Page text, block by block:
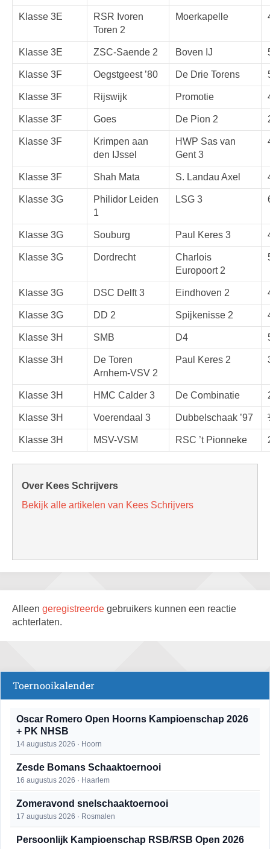
Klasse 3E
RSR Ivoren
Toren 2
Moerkapelle
Klasse 3E ZSC-Saende 2 Boven IJ
Klasse 3F Oegstgeest ’80 De Drie Torens
Klasse 3F Rijswijk Promotie
Klasse 3F Goes De Pion 2
Klasse 3F
Krimpen aan
den IJssel
HWP Sas van
Gent 3
Klasse 3F Shah Mata S. Landau Axel
Klasse 3G
Philidor Leiden
1
LSG 3
Klasse 3G Souburg Paul Keres 3
Klasse 3G Dordrecht
Charlois
Europoort 2
Klasse 3G DSC Delft 3 Eindhoven 2
Klasse 3G DD 2 Spijkenisse 2
Klasse 3H SMB D4
Klasse 3H
De Toren
Arnhem-VSV 2
Paul Keres 2
Klasse 3H HMC Calder 3 De Combinatie
Klasse 3H Voerendaal 3 Dubbelschaak ’97
Klasse 3H MSV-VSM RSC ’t Pionneke
Over Kees Schrijvers
Bekijk alle artikelen van Kees Schrijvers
Alleen geregistreerde gebruikers kunnen een reactie
achterlaten.
Toernooikalender
Oscar Romero Open Hoorns Kampioenschap 2026
+ PK NHSB
14 augustus 2026 · Hoorn
Zesde Bomans Schaaktoernooi
16 augustus 2026 · Haarlem
Zomeravond snelschaaktoernooi
17 augustus 2026 · Rosmalen
Persoonlijk Kampioenschap RSB/RSB Open 2026